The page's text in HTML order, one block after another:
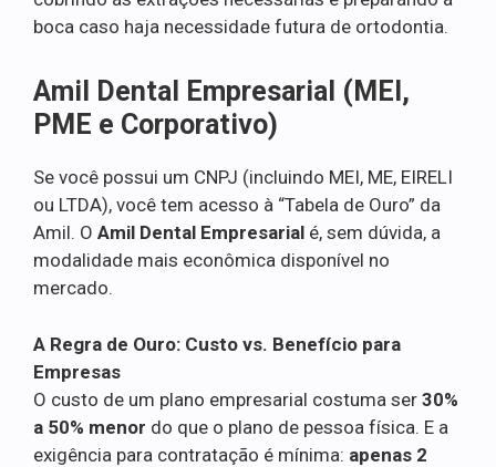
boca caso haja necessidade futura de ortodontia.
Amil Dental Empresarial (MEI,
PME e Corporativo)
Se você possui um CNPJ (incluindo MEI, ME, EIRELI
ou LTDA), você tem acesso à “Tabela de Ouro” da
Amil. O Amil Dental Empresarial é, sem dúvida, a
modalidade mais econômica disponível no
mercado.
A Regra de Ouro: Custo vs. Benefício para
Empresas
O custo de um plano empresarial costuma ser 30%
a 50% menor do que o plano de pessoa física. E a
exigência para contratação é mínima: apenas 2